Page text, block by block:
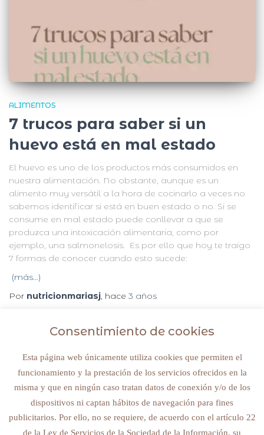
ALIMENTOS
7 trucos para saber si un
huevo está en mal estado
El huevo es uno de los productos más consumidos en
nuestra alimentación. No obstante, aunque es un
alimento muy versátil a la hora de cocinarlo a veces no
sabemos identificar si está en buen estado o no. Si se
consume en mal estado puede conllevar a que se
produzca una intoxicación alimentaria, como por
ejemplo, una salmonelosis. Es por ello que hoy te traigo
7 formas de conocer cuando esto sucede:
(más…)
Por nutricionmariasj, hace 3 años
© 2022 NUTRICIONMARIASJ. ALL RIGHTS RESERVED
Avisos legales y política de privacidad
Consentimiento de cookies
Esta página web únicamente utiliza cookies que permiten el
funcionamiento y la prestación de los servicios ofrecidos en la
misma y que en ningún caso tratan datos de conexión y/o de los
dispositivos ni captan hábitos de navegación para fines
publicitarios. Por ello, no se requiere, de acuerdo con el artículo 22
de la Ley de Servicios de la Sociedad de la Información, su